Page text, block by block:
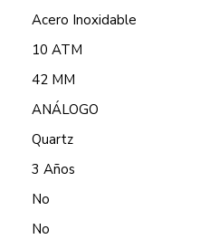
Acero Inoxidable
10 ATM
42 MM
ANÁLOGO
Quartz
3 Años
No
No